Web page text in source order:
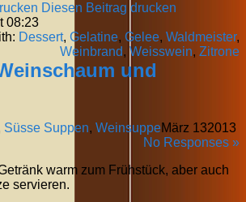
Diesen Beitrag drucken
08:23
Dessert, Gelatine, Gelee, Waldmeister,
Weinbrand, Weisswein, Zitrone
und
Süsse Suppen, Weinsuppe
No Responses »
März 132013
warm zum Frühstück, aber auch
servieren.